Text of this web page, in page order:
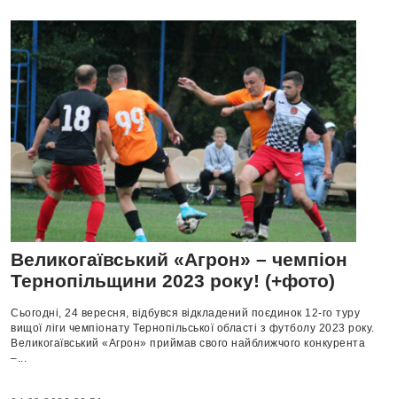
Великогаївський «Агрон» – чемпіон
Тернопільщини 2023 року! (+фото)
Сьогодні, 24 вересня, відбувся відкладений поєдинок 12-го туру
вищої ліги чемпіонату Тернопільської області з футболу 2023 року.
Великогаївський «Агрон» приймав свого найближчого конкурента
–...